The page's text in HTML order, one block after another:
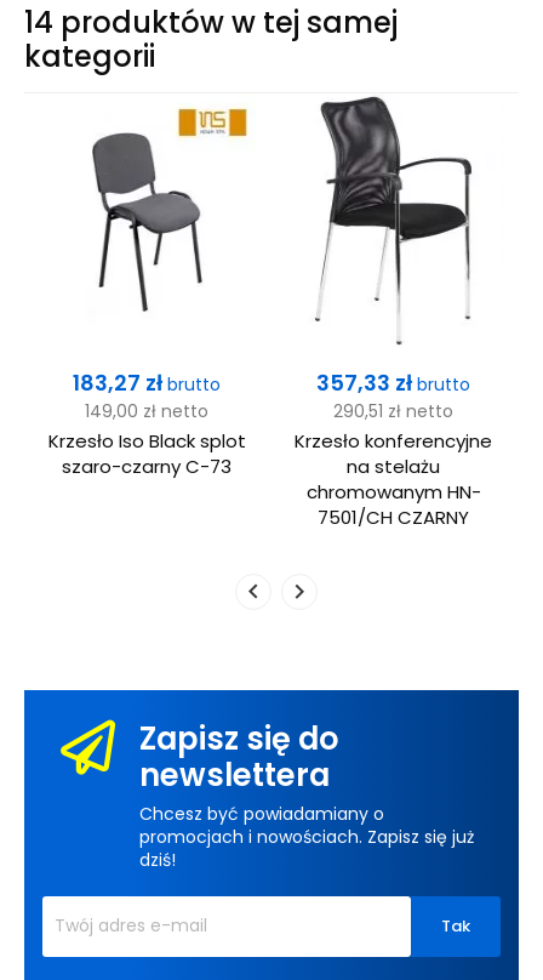
14 produktów w tej samej
kategorii
Cena
183,27 złbrutto
149,00 zł netto
Krzesło Iso Black splot
szaro-czarny C-73
Cena
357,33 złbrutto
290,51 zł netto
Krzesło konferencyjne
na stelażu
chromowanym HN-
7501/CH CZARNY
Zapisz się do
newslettera
Chcesz być powiadamiany o
promocjach i nowościach. Zapisz się już
dziś!